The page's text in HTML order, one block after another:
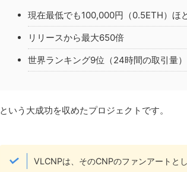
現在最低でも100,000円（0.5ETH）ほ
リリースから最大650倍
世界ランキング9位（24時間の取引量）
という大成功を収めたプロジェクトです。
VLCNPは、そのCNPのファンアートと